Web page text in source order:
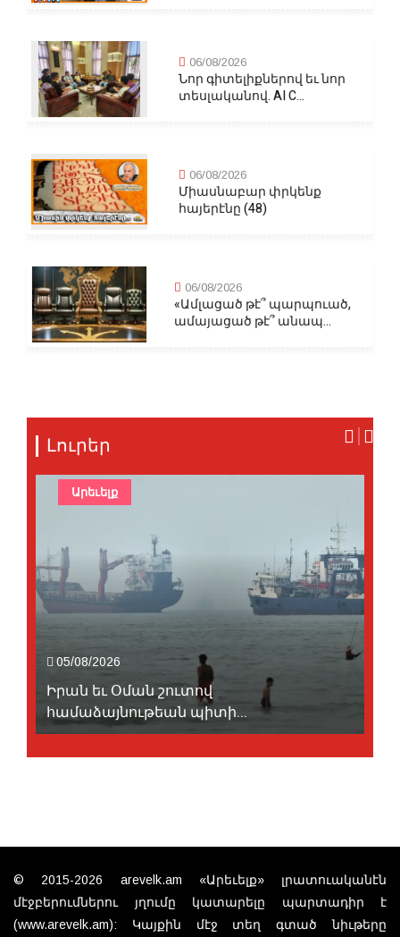
06/08/2026
Նոր գիտելիքներով եւ նոր
տեսլականով. AI C...
06/08/2026
Միասնաբար փրկենք
հայերէնը (48)
06/08/2026
«Ամլացած թէ՞ պարպուած,
ամայացած թէ՞ անապ...
Լուրեր
05/08/2026
Իրան եւ Օման շուտով
համաձայնութեան պիտի...
Արեւելք
© 2015-2026 arevelk.am «Արեւելք» լրատուականէն
մէջբերումներու յղումը կատարելը պարտադիր է
(www.arevelk.am): Կայքին մէջ տեղ գտած նիւթերը